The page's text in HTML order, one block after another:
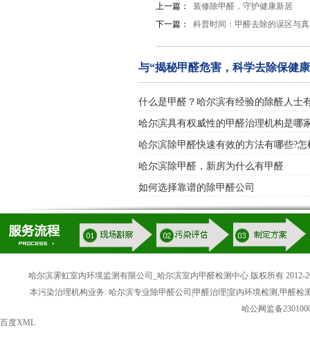
上一篇：
装修除甲醛，守护健康新居
下一篇：
科普时间：甲醛去除的误区与
与“揭秘甲醛危害，科学去除保健
什么是甲醛？哈尔滨有经验的除醛人士
哈尔滨具有权威性的甲醛治理机构是哪
哈尔滨除甲醛快速有效的方法有哪些?
哈尔滨除甲醛，新房为什么有甲醛
如何选择靠谱的除甲醛公司
哈尔滨霁虹室内环境监测有限公司_哈尔滨室内甲醛检测中心 版权所有 2012-
本污染治理机构业务: 哈尔滨专业除甲醛公司|甲醛治理|室内环境检测,甲醛
哈公网监备
百度XML